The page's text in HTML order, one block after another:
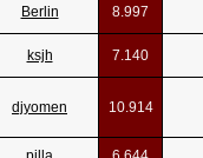
Berlin 8.997
ksjh 7.140
djyomen 10.914